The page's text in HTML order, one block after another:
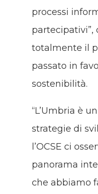
processi
partecipativi”,
totalmente il
passato in
sostenibilità.
“L’Umbria è
strategie di
l’OCSE ci
panorama
che abbiamo